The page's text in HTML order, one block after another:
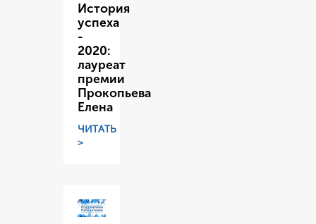
История
успеха
-
2020:
лауреат
премии
Прокопьева
Елена
ЧИТАТЬ
>